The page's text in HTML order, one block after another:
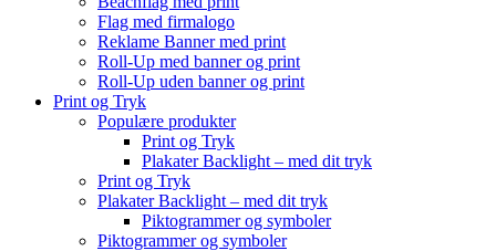
Flag med firmalogo
Reklame Banner med print
Roll-Up med banner og print
Roll-Up uden banner og print
Print og Tryk
Populære produkter
Print og Tryk
Plakater Backlight – med dit tryk
Print og Tryk
Plakater Backlight – med dit tryk
Piktogrammer og symboler
Piktogrammer og symboler